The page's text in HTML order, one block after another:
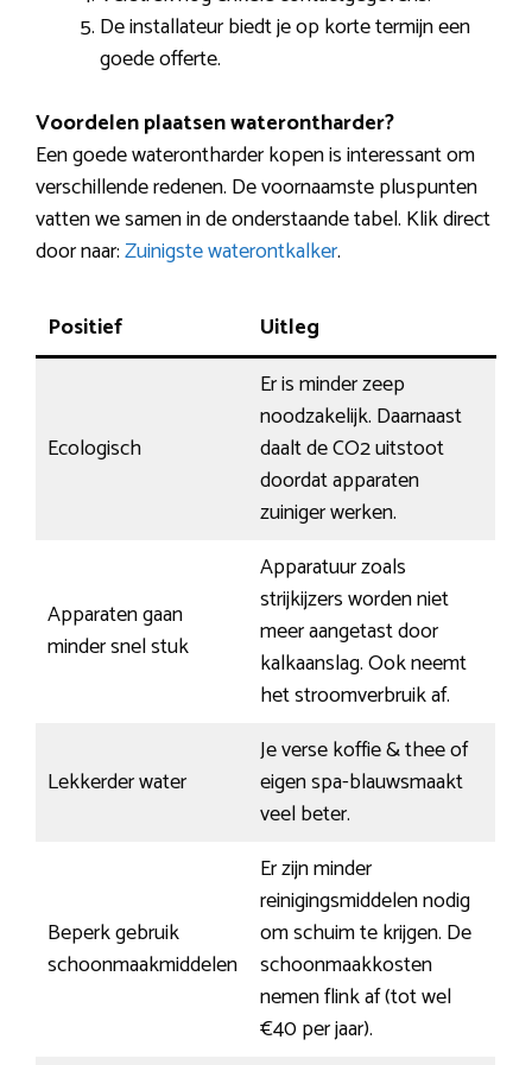
De installateur biedt je op korte termijn een
goede offerte.
Voordelen plaatsen waterontharder?
Een goede waterontharder kopen is interessant om
verschillende redenen. De voornaamste pluspunten
vatten we samen in de onderstaande tabel. Klik direct
door naar:Zuinigste waterontkalker.
Positief Uitleg
Ecologisch
Er is minder zeep
noodzakelijk. Daarnaast
daalt de CO2 uitstoot
doordat apparaten
zuiniger werken.
Apparaten gaan
minder snel stuk
Apparatuur zoals
strijkijzers worden niet
meer aangetast door
kalkaanslag. Ook neemt
het stroomverbruik af.
Lekkerder water
Je verse koffie & thee of
eigen spa-blauwsmaakt
veel beter.
Beperk gebruik
schoonmaakmiddelen
Er zijn minder
reinigingsmiddelen nodig
om schuim te krijgen. De
schoonmaakkosten
nemen flink af (tot wel
€40 per jaar).